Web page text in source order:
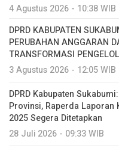
4 Agustus 2026 - 10:38 WIB
DPRD KABUPATEN
PERUBAHAN ANGGARAN
TRANSFORMASI
3 Agustus 2026 - 12:05 WIB
DPRD Kabupaten
Provinsi, Raperda Laporan
2025 Segera Ditetapkan
28 Juli 2026 - 09:33 WIB